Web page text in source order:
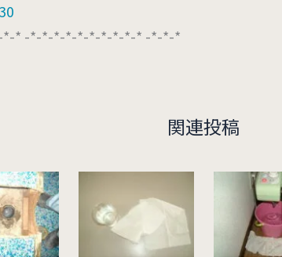
* -*-*-*-*-*-*-*-*-*-* -*-*-*
関連投稿